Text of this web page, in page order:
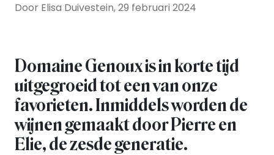
Door Elisa Duivestein, 29 februari 2024
Domaine Genoux is in korte tijd
uitgegroeid tot een van onze
favorieten. Inmiddels worden de
wijnen gemaakt door Pierre en
Elie, de zesde generatie.